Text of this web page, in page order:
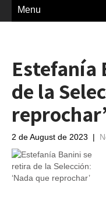
Menu
Estefanía
de la
reprochar’
2 de August de 2023 |